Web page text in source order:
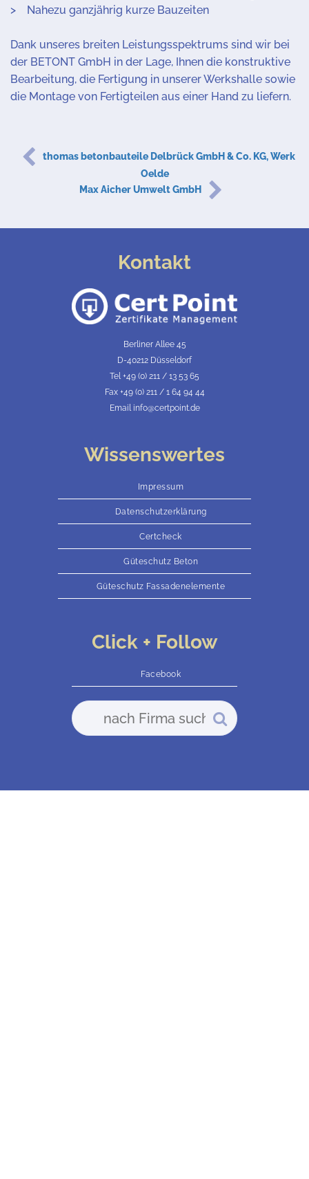
> Nahezu ganzjährig kurze Bauzeiten
Dank unseres breiten Leistungsspektrums sind wir bei
der BETONT GmbH in der Lage, Ihnen die konstruktive
Bearbeitung, die Fertigung in unserer Werkshalle sowie
die Montage von Fertigteilen aus einer Hand zu liefern.
thomas betonbauteile Delbrück GmbH & Co. KG, Werk
Oelde
Max Aicher Umwelt GmbH
Kontakt
Berliner Allee 45
D-40212 Düsseldorf
Tel +49 (0) 211 / 13 53 65
Fax +49 (0) 211 / 1 64 94 44
Email info@certpoint.de
Wissenswertes
Impressum
Datenschutzerklärung
Certcheck
Güteschutz Beton
Güteschutz Fassadenelemente
Click + Follow
Facebook